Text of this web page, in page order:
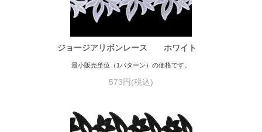
ジョージアリボンレース ホワイト
最小販売単位（1パターン）の価格です。
573円(税込)